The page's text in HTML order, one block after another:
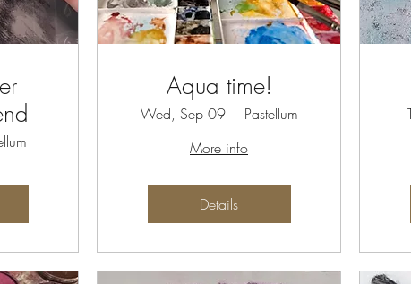
Aqua time!
Wed, Sep 09
Pastellum
More info
Details